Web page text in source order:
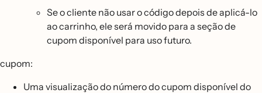
Se o cliente não usar o código depois de aplicá-lo
ao carrinho, ele será movido para a seção de
cupom disponível para uso futuro.
cupom:
Uma visualização do número do cupom disponível do